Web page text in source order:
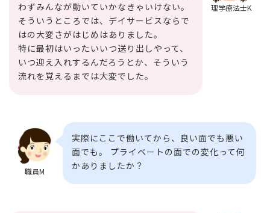
わずみんなが動いていかなきゃいけない。
そういうところでは、デイサービスならで
はの大変さがはじめはありました。
特に最初はいったいいつ送り出しやって、
いつ迎え入れするんだろうとか、そういう
流れを覚えるまでは大変でした。
理学療法士K
職員M
実際にここで働いてから、良い面でも悪い
面でも。 プライベートの面での変化って何
かありましたか？